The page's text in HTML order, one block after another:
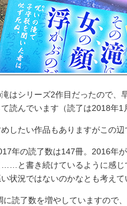
はシリーズ2作目だったので
読んでいます（読了は2018年1
したい作品もありますがこの辺
年の読了数は147冊。2016年
と書き続けているように感じ
状況ではないのかなとも考えて
に読了数を増やしていますので